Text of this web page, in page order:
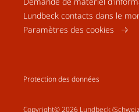
Lundbeck contacts dans le
Paramètres des cookies
Protection des données
Copyright© 2026 Lundbeck